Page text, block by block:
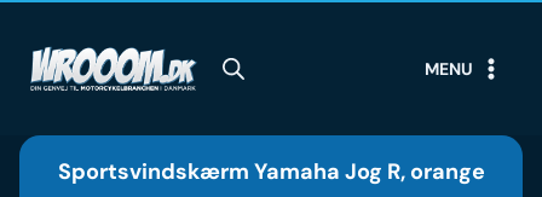
content
MENU
Sportsvindskærm Yamaha Jog R, orange